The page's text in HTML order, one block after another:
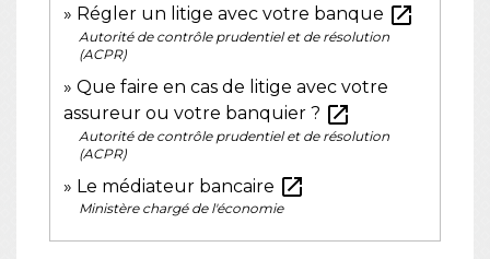
Régler un litige avec votre banque open_in_new
Autorité de contrôle prudentiel et de résolution
(ACPR)
Que faire en cas de litige avec votre
assureur ou votre banquier ? open_in_new
Autorité de contrôle prudentiel et de résolution
(ACPR)
Le médiateur bancaire open_in_new
Ministère chargé de l'économie